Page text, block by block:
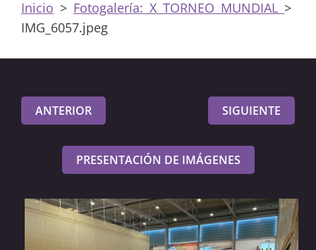
Inicio > Fotogalería: X TORNEO MUNDIAL >
IMG_6057.jpeg
ANTERIOR SIGUIENTE
PRESENTACIÓN DE IMÁGENES